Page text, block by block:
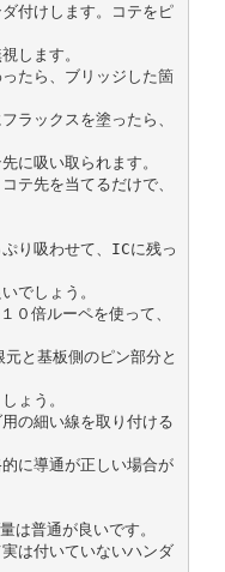
付けします。コテをピ
します。
たら、ブリッジした箇
ラックスを塗ったら、
に吸い取られます。
テ先を当てるだけで、
り吸わせて、ICに残っ
でしょう。
０倍ルーペを使って、
と基板側のピン部分と
ょう。
の細い線を取り付ける
に導通が正しい場合が
は普通が良いです。
は付いていないハンダ